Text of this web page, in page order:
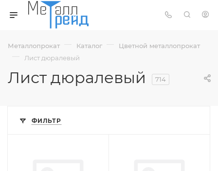
Металлопрокат — Каталог — Цветной металлопрокат
— Лист дюралевый
Лист дюралевый 714
ФИЛЬТР